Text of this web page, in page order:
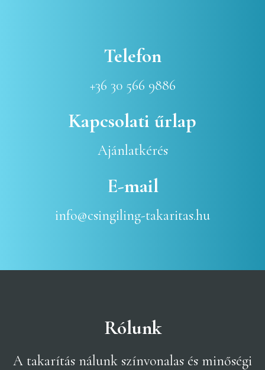
Telefon
+36 30 566 9886
Kapcsolati űrlap
Ajánlatkérés
E-mail
info@csingiling-takaritas.hu
Rólunk
A takarítás nálunk színvonalas és minőségi